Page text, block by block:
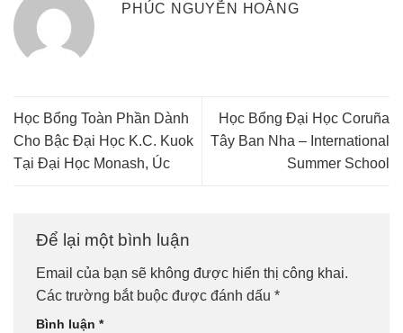
PHÚC NGUYỄN HOÀNG
Học Bổng Toàn Phần Dành
Cho Bậc Đại Học K.C. Kuok
Tại Đại Học Monash, Úc
Học Bổng Đại Học Coruña
Tây Ban Nha – International
Summer School
Để lại một bình luận
Email của bạn sẽ không được hiển thị công khai.
Các trường bắt buộc được đánh dấu *
Bình luận *